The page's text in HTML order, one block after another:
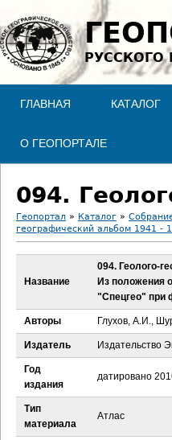
Jump
РУССКОГО
ГЛАВНАЯ КАТАЛОГ
О ГЕОПОРТАЛЕ
В
ы
з
д
е
с
ь
Геопортал » Каталог »
географический альбом 1941 -
Название
094. Геолого-
Из положения
"Спецгео" при
Авторы Глухов, А.И.,
Издатель Издательство
Год
издания
датировано
Тип
материала
Атлас